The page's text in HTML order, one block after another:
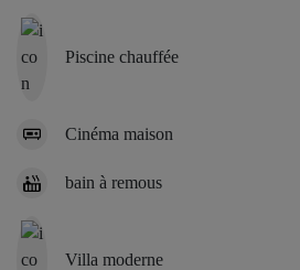
Piscine chauffée
Cinéma maison
bain à remous
Villa moderne